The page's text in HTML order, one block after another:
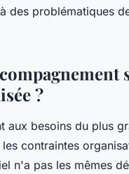
des problématiques
?
aux besoins du plus
les contraintes
n'a pas les mêmes